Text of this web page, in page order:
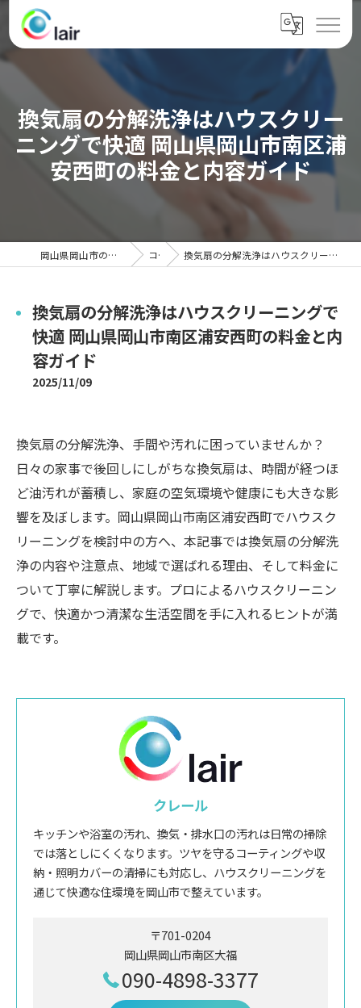
換気扇の分解洗浄はハウスクリー
ニングで快適 岡山県岡山市南区浦
安西町の料金と内容ガイド
岡山県岡山市のハウスクリーニングならクレール コラム 換気扇の分解洗浄はハウスクリーニングで快適 岡山県岡山市南区浦安西町の料金と内容ガイド
換気扇の分解洗浄はハウスクリーニングで
快適 岡山県岡山市南区浦安西町の料金と内
容ガイド
2025/11/09
換気扇の分解洗浄、手間や汚れに困っていませんか？
日々の家事で後回しにしがちな換気扇は、時間が経つほ
ど油汚れが蓄積し、家庭の空気環境や健康にも大きな影
響を及ぼします。岡山県岡山市南区浦安西町でハウスク
リーニングを検討中の方へ、本記事では換気扇の分解洗
浄の内容や注意点、地域で選ばれる理由、そして料金に
ついて丁寧に解説します。プロによるハウスクリーニン
グで、快適かつ清潔な生活空間を手に入れるヒントが満
載です。
クレール
キッチンや浴室の汚れ、換気・排水口の汚れは日常の掃除
では落としにくくなります。ツヤを守るコーティングや収
納・照明カバーの清掃にも対応し、ハウスクリーニングを
通じて快適な住環境を岡山市で整えています。
〒701-0204
岡山県岡山市南区大福
090-4898-3377